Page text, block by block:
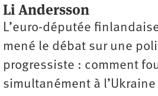
Li Andersson
L’euro-députée
mené le débat sur une
progressiste : comment
simultanément à